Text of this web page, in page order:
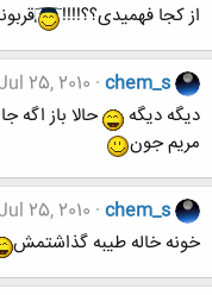
از کجا فهمیدی؟؟!!!!
chem_s
25, 2010
دیگه دیگه
حالا باز
مریم جون
chem_s
25, 2010
خونه خاله طیبه گذاشتمش